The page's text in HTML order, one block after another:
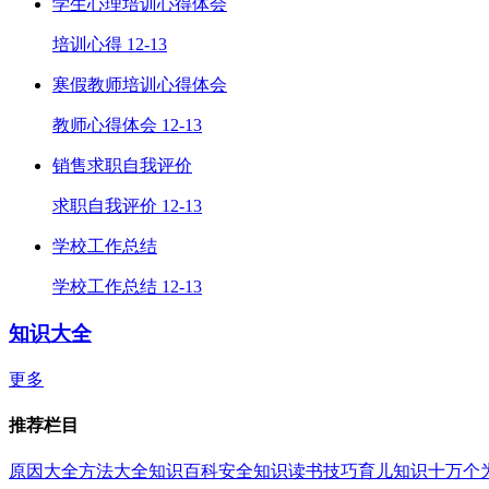
学生心理培训心得体会
培训心得 12-13
寒假教师培训心得体会
教师心得体会 12-13
销售求职自我评价
求职自我评价 12-13
学校工作总结
学校工作总结 12-13
知识大全
更多
推荐栏目
原因大全方法大全知识百科安全知识读书技巧育儿知识十万个